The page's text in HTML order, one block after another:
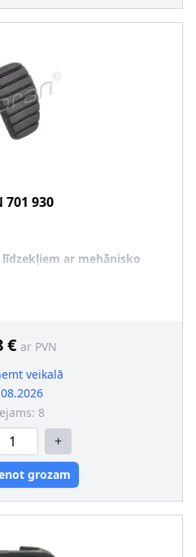
701 930
līdzekļiem ar mehānisko
2
€ ar PVN
veikalā
8
+
grozam